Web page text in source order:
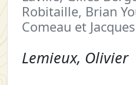
Robitaille, Brian
Comeau et
Lemieux, Olivier